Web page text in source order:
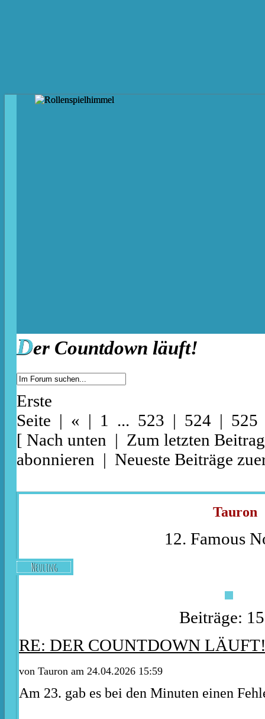
Der Countdown läuft!
Erste
Seite | « | 1 ... 523 | 524 |
[ Nach unten | Zum letzten Beitrag
abonnieren | Neueste Beiträge
Tauron
12. Famous
Neuling
Beiträge:
RE: DER COUNTDOWN
von Tauron am 24.04.2026 15:59
Am 23. gab es bei den Minuten einen